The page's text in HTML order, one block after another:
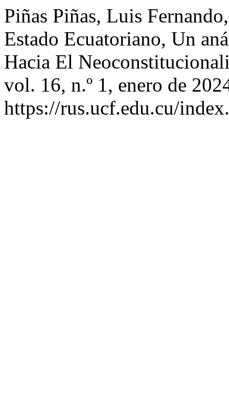
Piñas Piñas, Luis
Estado Ecuatoriano, Un
Hacia El
vol. 16, n.º 1, enero de
https://rus.ucf.edu.cu/